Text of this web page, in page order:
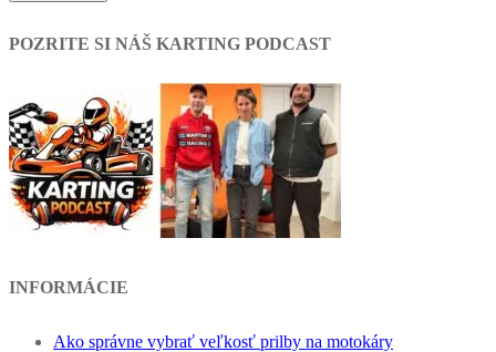
POZRITE SI NÁŠ KARTING PODCAST
INFORMÁCIE
Ako správne vybrať veľkosť prilby na motokáry